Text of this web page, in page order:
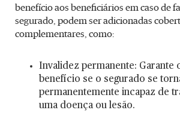
benefício aos beneficiários em caso de
segurado, podem ser adicionadas
complementares, como:
Invalidez permanente: Garante
benefício se o segurado se
permanentemente incapaz de
uma doença ou lesão.